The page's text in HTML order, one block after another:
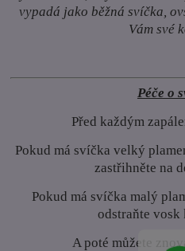
vypadá jako běžná svíčka,
Vám své
Péče o
Před každým
Pokud má svíčka velký
zastřihněte na
Pokud má svíčka malý
odstraňte vosk
A poté můžete